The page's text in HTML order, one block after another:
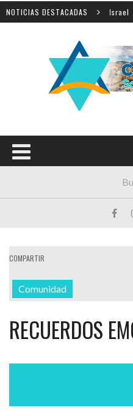
NOTICIAS DESTACADAS
el compromiso con Israel
COMPARTIR
Comunidad
RECUERDOS